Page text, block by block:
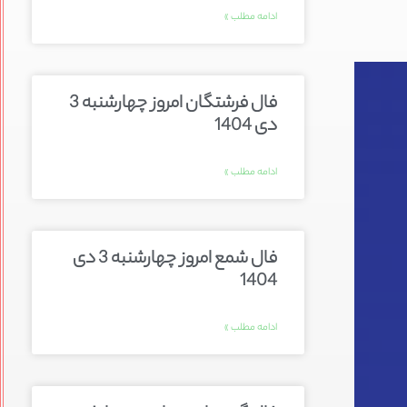
ادامه مطلب »
فال فرشتگان امروز چهارشنبه 3
دی 1404
ادامه مطلب »
فال شمع امروز چهارشنبه 3 دی
1404
ادامه مطلب »